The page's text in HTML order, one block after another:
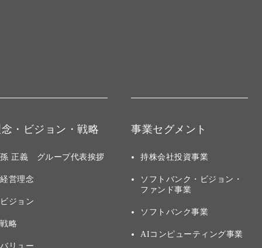
・ビジョン・戦略
孫 正義 グループ代表挨拶
経営理念
ビジョン
戦略
バリュー
事業セグメント
持株会社投資事業
ソフトバンク・ビジョン・
ファンド事業
ソフトバンク事業
AIコンピューティング事業